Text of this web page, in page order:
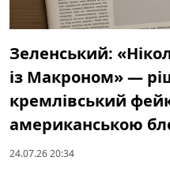
Зеленський:
із Макроном» —
кремлівський
американською
24.07.26 20:34